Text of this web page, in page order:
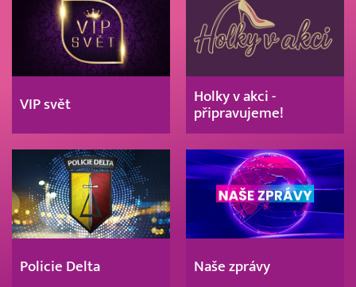
VIP svět
Holky v akci -
připravujeme!
Policie Delta Naše zprávy